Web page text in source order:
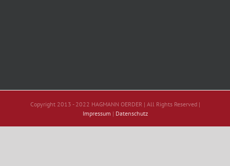
Copyright 2013 - 2022 HAGMANN OERDER | All Rights Reserved |
Impressum | Datenschutz